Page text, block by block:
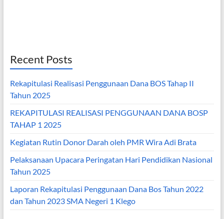
Recent Posts
Rekapitulasi Realisasi Penggunaan Dana BOS Tahap II
Tahun 2025
REKAPITULASI REALISASI PENGGUNAAN DANA BOSP
TAHAP 1 2025
Kegiatan Rutin Donor Darah oleh PMR Wira Adi Brata
Pelaksanaan Upacara Peringatan Hari Pendidikan Nasional
Tahun 2025
Laporan Rekapitulasi Penggunaan Dana Bos Tahun 2022
dan Tahun 2023 SMA Negeri 1 Klego